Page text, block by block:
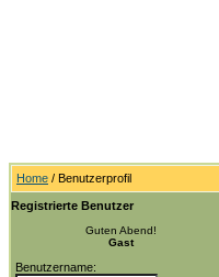
Home / Benutzerprofil
Registrierte Benutzer
Guten Abend!
Gast
Benutzername: